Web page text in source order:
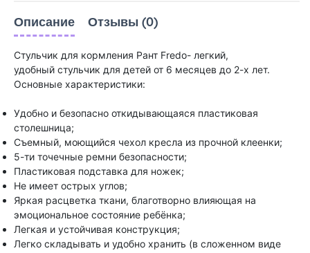
Описание Отзывы (0)
Стульчик для кормления Рант Fredo- легкий,
удобный стульчик для детей от 6 месяцев до 2-х лет.
Основные характеристики:
Удобно и безопасно откидывающаяся пластиковая
столешница;
Съемный, моющийся чехол кресла из прочной клеенки;
5-ти точечные ремни безопасности;
Пластиковая подставка для ножек;
Не имеет острых углов;
Яркая расцветка ткани, благотворно влияющая на
эмоциональное состояние ребёнка;
Легкая и устойчивая конструкция;
Легко складывать и удобно хранить (в сложенном виде